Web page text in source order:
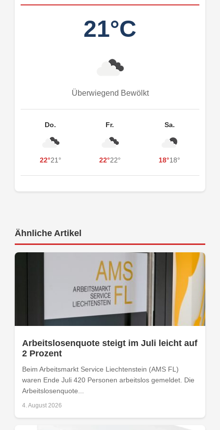
21°C
Überwiegend Bewölkt
Do.
22°21°
Fr.
22°22°
Sa.
18°18°
Ähnliche Artikel
Arbeitslosenquote steigt im Juli leicht auf
2 Prozent
Beim Arbeitsmarkt Service Liechtenstein (AMS FL)
waren Ende Juli 420 Personen arbeitslos gemeldet. Die
Arbeitslosenquote...
4. August 2026